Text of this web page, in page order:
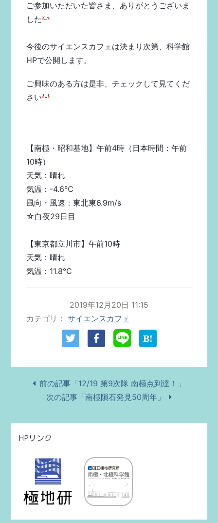
ご参加いただいた皆さま、ありがとうございま
した
今後のサイエンスカフェは決まり次第、科学館
HPで公開します。
ご興味のある方は是非、チェックして見てくだ
さい
【南極・昭和基地】午前4時（日本時間：午前
10時）
天気：晴れ
気温：-4.6℃
風向・風速：東北東6.9m/s
☆白夜29日目
【東京都立川市】午前10時
天気：晴れ
気温：11.8℃
2019年12月20日 11:15
カテゴリ
サイエンスカフェ
前の記事「12/19 第9次隊 南極点到達！」
次の記事「南極隕石発見50周年」
HPリンク